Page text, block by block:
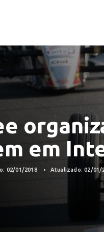
em
02/01/2018 Atualizado: 02/01/